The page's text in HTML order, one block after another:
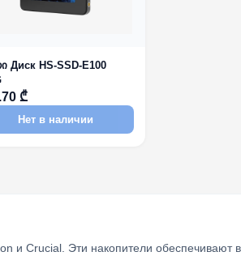
Диск HS-SSD-E100
₾
Нет в наличии
и Crucial. Эти накопители обеспечивают